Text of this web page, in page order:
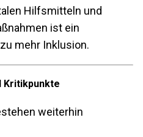
Hilfsmitteln und
ist ein
mehr Inklusion.
Kritikpunkte
weiterhin